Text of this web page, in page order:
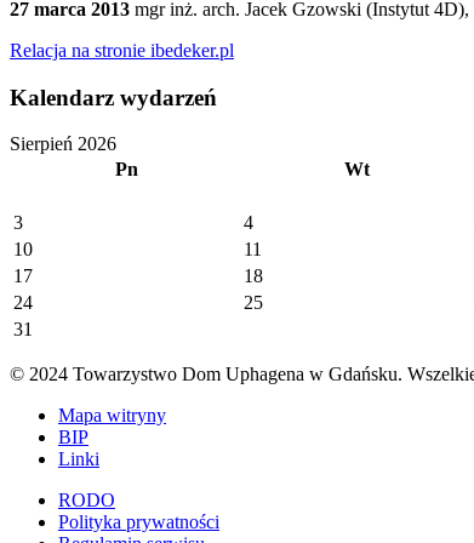
27 marca 2013 mgr inż. arch. Jacek Gzowski (Instytut 4D),
Relacja na stronie ibedeker.pl
Kalendarz wydarzeń
Sierpień 2026
Pn
Wt
3
4
10
11
17
18
24
25
31
© 2024 Towarzystwo Dom Uphagena w Gdańsku.
Mapa witryny
BIP
Linki
RODO
Polityka prywatności